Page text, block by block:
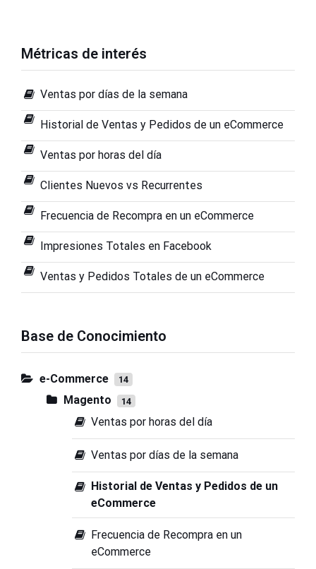
Métricas de interés
Ventas por días de la semana
Historial de Ventas y Pedidos de un eCommerce
Ventas por horas del día
Clientes Nuevos vs Recurrentes
Frecuencia de Recompra en un eCommerce
Impresiones Totales en Facebook
Ventas y Pedidos Totales de un eCommerce
Base de Conocimiento
e-Commerce 14
Magento 14
Ventas por horas del día
Ventas por días de la semana
Historial de Ventas y Pedidos de un
eCommerce
Frecuencia de Recompra en un
eCommerce